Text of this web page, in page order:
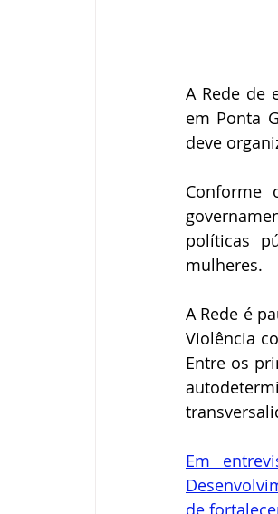
A Rede de
em Ponta
deve
Conforme
políticas
mulheres.
A Rede é
Violência
Entre os
Em
de